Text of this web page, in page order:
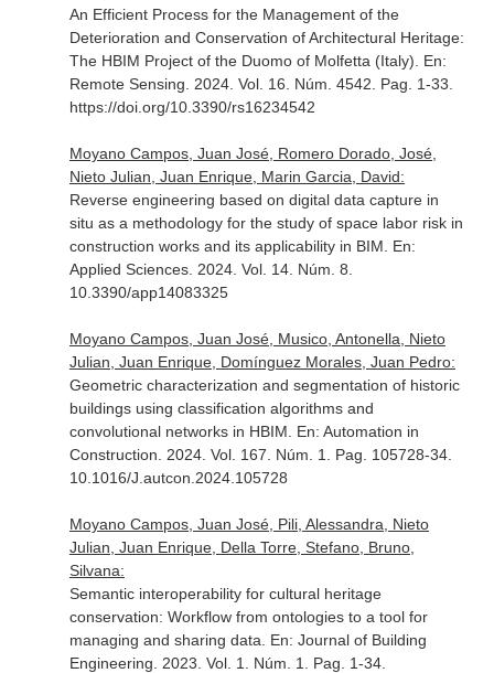
An Efficient Process for the Management of the
Deterioration and Conservation of Architectural Heritage:
The HBIM Project of the Duomo of Molfetta (Italy). En:
Remote Sensing . 2024. Vol. 16. Núm. 4542. Pag. 1-33.
https://doi.org/10.3390/rs16234542
Moyano Campos, Juan José, Romero Dorado, José,
Nieto Julian, Juan Enrique, Marin Garcia, David:
Reverse engineering based on digital data capture in
situ as a methodology for the study of space labor risk in
construction works and its applicability in BIM. En:
Applied Sciences. 2024. Vol. 14. Núm. 8.
10.3390/app14083325
Moyano Campos, Juan José, Musico, Antonella, Nieto
Julian, Juan Enrique, Domínguez Morales, Juan Pedro:
Geometric characterization and segmentation of historic
buildings using classification algorithms and
convolutional networks in HBIM. En: Automation in
Construction . 2024. Vol. 167. Núm. 1. Pag. 105728-34.
10.1016/J.autcon.2024.105728
Moyano Campos, Juan José, Pili, Alessandra, Nieto
Julian, Juan Enrique, Della Torre, Stefano, Bruno,
Silvana:
Semantic interoperability for cultural heritage
conservation: Workflow from ontologies to a tool for
managing and sharing data. En: Journal of Building
Engineering . 2023. Vol. 1. Núm. 1. Pag. 1-34.